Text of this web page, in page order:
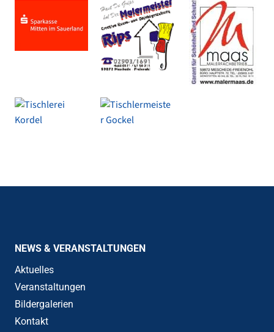
NEWS & VERANSTALTUNGEN
Aktuelles
Veranstaltungen
Bildergalerien
Kontakt